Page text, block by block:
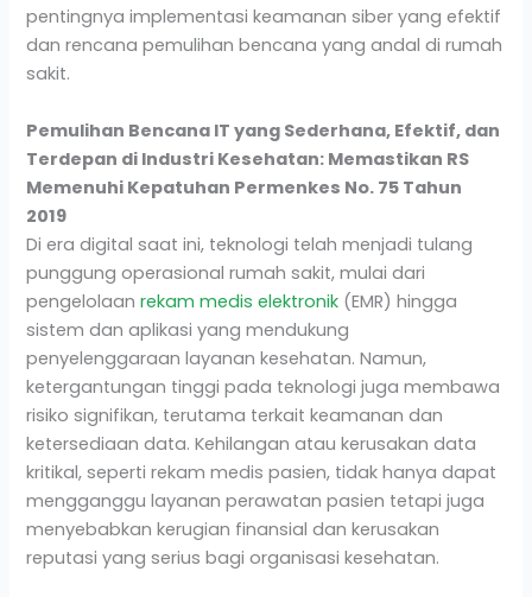
pentingnya implementasi keamanan siber yang efektif
dan rencana pemulihan bencana yang andal di rumah
sakit.
Pemulihan Bencana IT yang Sederhana, Efektif, dan
Terdepan di Industri Kesehatan: Memastikan RS
Memenuhi Kepatuhan Permenkes No. 75 Tahun
2019
Di era digital saat ini, teknologi telah menjadi tulang
punggung operasional rumah sakit, mulai dari
pengelolaanrekam medis elektronik (EMR) hingga
sistem dan aplikasi yang mendukung
penyelenggaraan layanan kesehatan. Namun,
ketergantungan tinggi pada teknologi juga membawa
risiko signifikan, terutama terkait keamanan dan
ketersediaan data. Kehilangan atau kerusakan data
kritikal, seperti rekam medis pasien, tidak hanya dapat
mengganggu layanan perawatan pasien tetapi juga
menyebabkan kerugian finansial dan kerusakan
reputasi yang serius bagi organisasi kesehatan.